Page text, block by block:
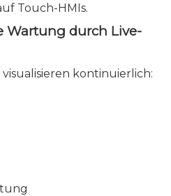
Touch-HMIs.
Wartung durch Live-
kontinuierlich: